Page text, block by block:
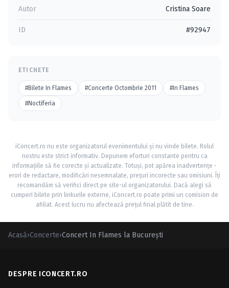
Autor Cristina Soare
ID #92947
ETICHETE
#Bilete In Flames #Concerte Octombrie 2011 #In Flames
#Noctiferia
iConcert.ro nu este organizatorul evenimentului și nu vinde bilete. Rolul
nostru este strict informativ. Depunem eforturi constante pentru ca
informațiile să fie corecte și actualizate. Totuși, pot apărea inadvertențe -
erori de redactare, modificări nesemnalate, prețuri incorecte sau omisiuni. Îți
recomandăm să verifici direct pe site-ul organizatorului. Dacă alegi să
cumperi bilete prin linkurile externe, iConcert.ro poate primi un comision de
afiliat. Acest lucru nu afectează prețul final plătit de tine.
Acasă›Concerte›Concert In Flames la Bucureşti
DESPRE ICONCERT.RO